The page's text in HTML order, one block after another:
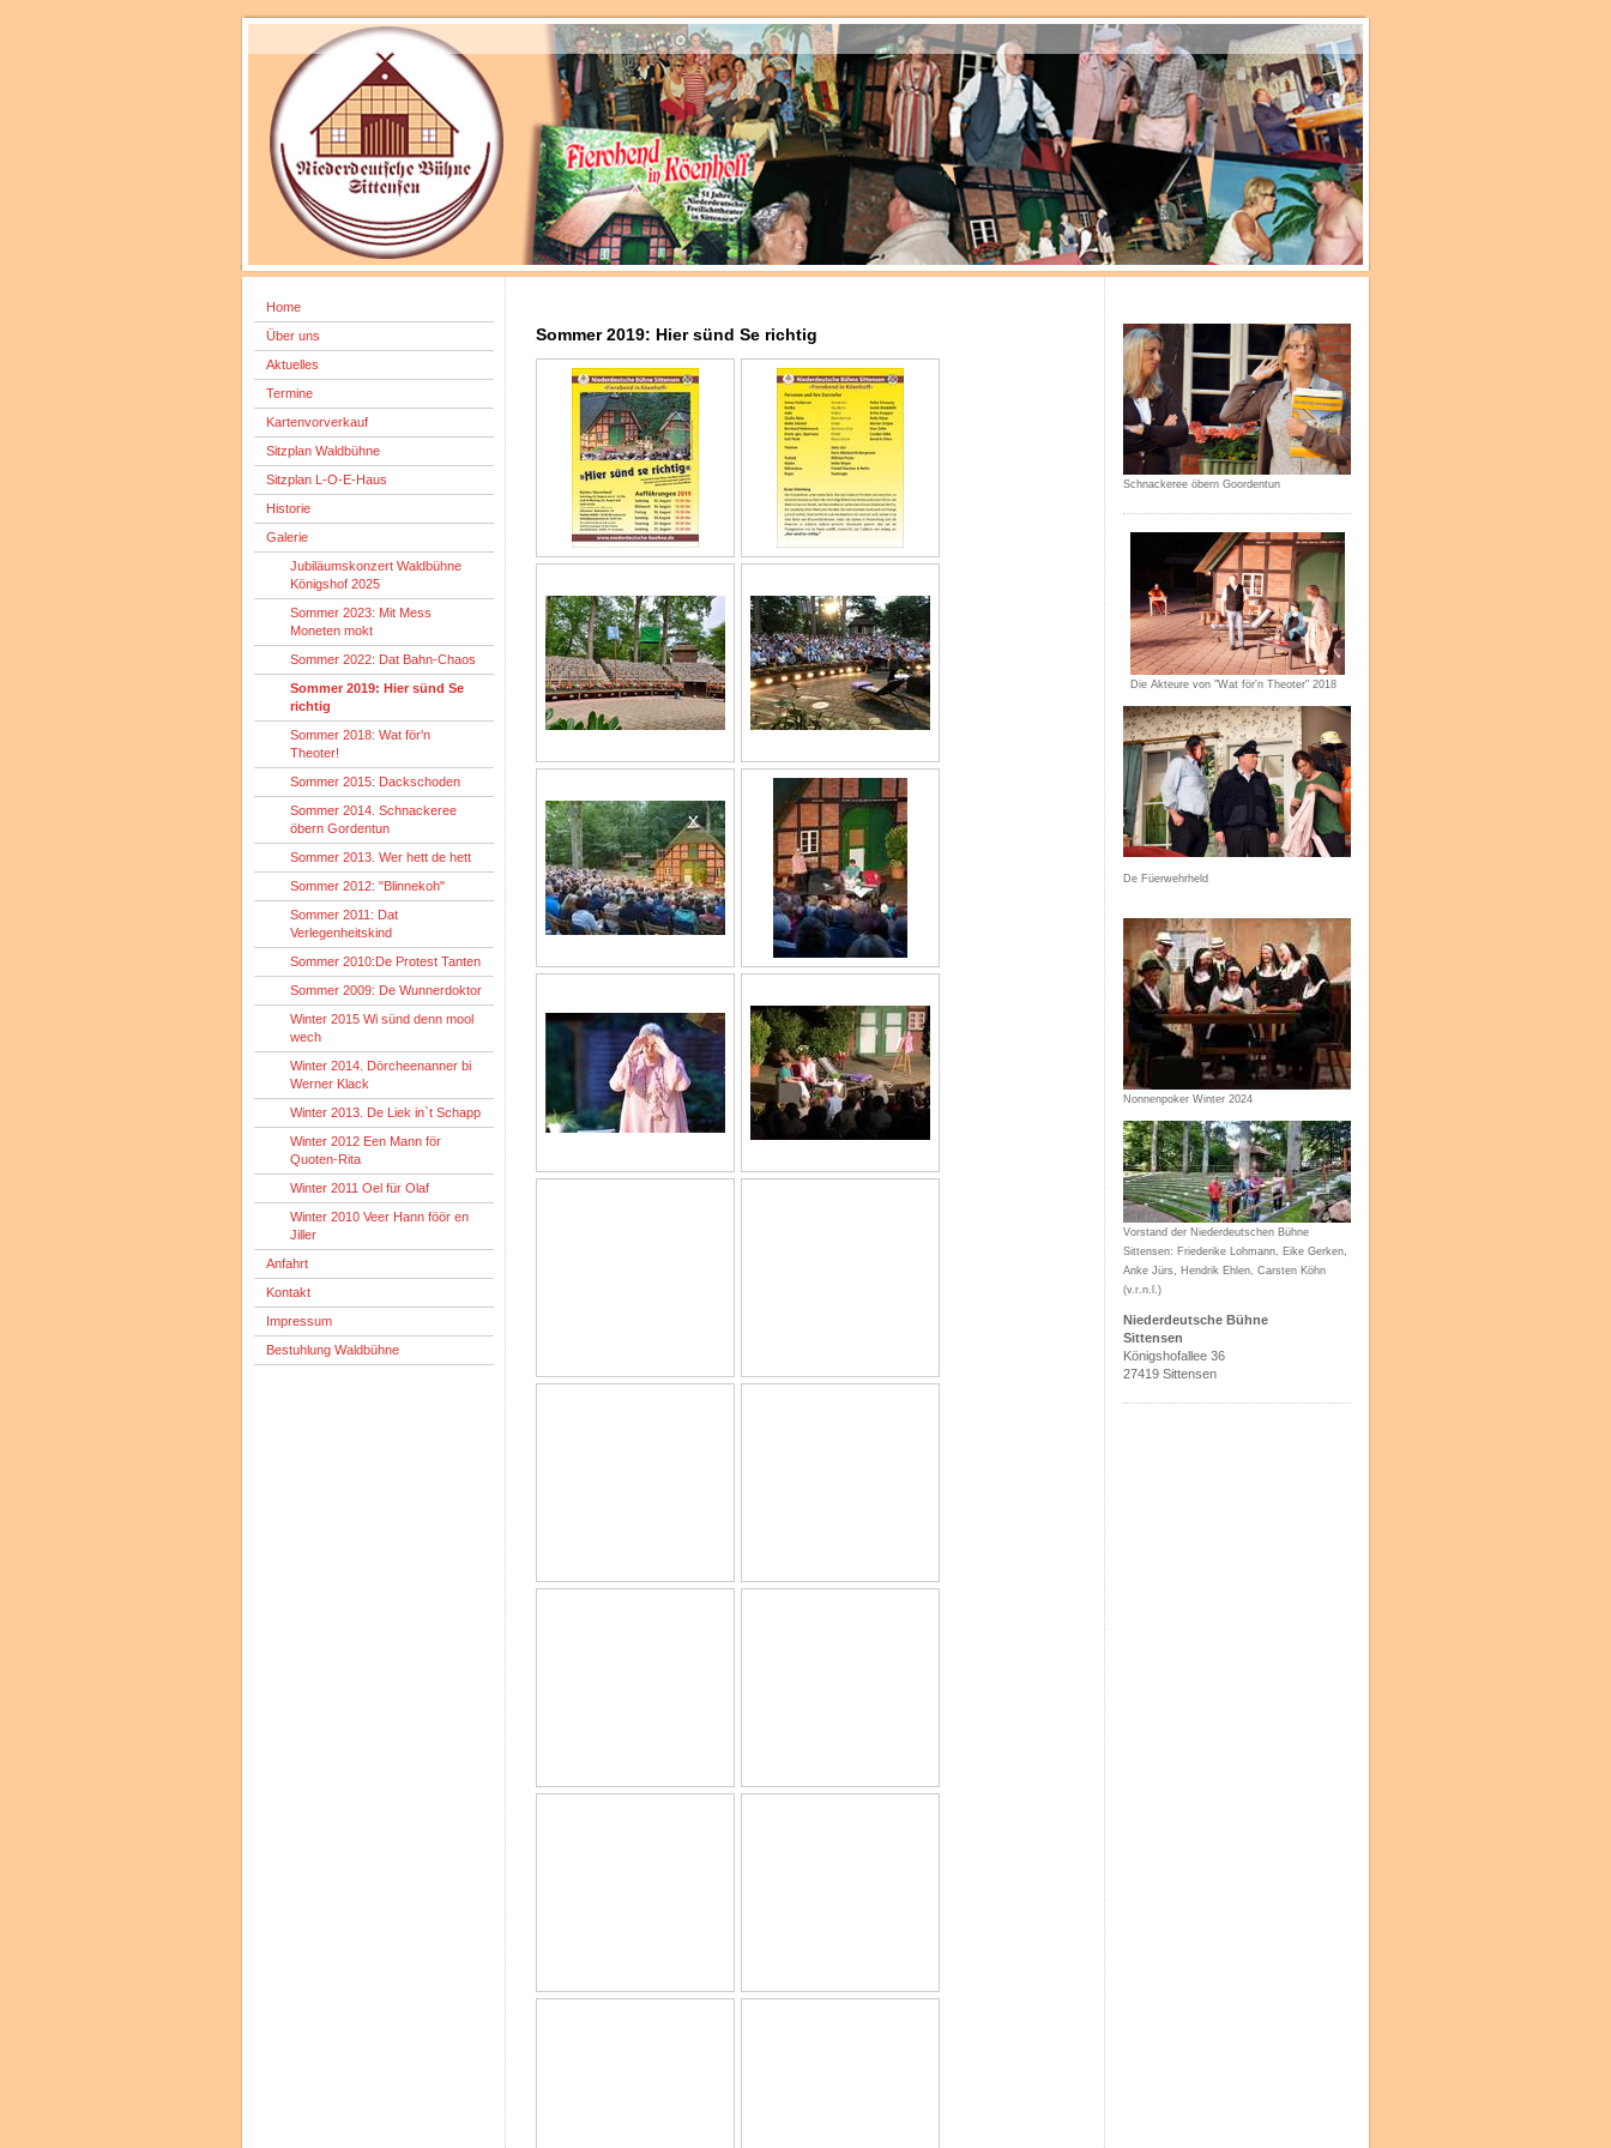
Home
Über uns
Aktuelles
Termine
Kartenvorverkauf
Sitzplan Waldbühne
Sitzplan L-O-E-Haus
Historie
Galerie
Jubiläumskonzert Waldbühne
Königshof 2025
Sommer 2023: Mit Mess
Moneten mokt
Sommer 2022: Dat Bahn-Chaos
Sommer 2019: Hier sünd Se
richtig
Sommer 2018: Wat för'n
Theoter!
Sommer 2015: Dackschoden
Sommer 2014. Schnackeree
öbern Gordentun
Sommer 2013. Wer hett de hett
Sommer 2012: "Blinnekoh"
Sommer 2011: Dat
Verlegenheitskind
Sommer 2010:De Protest Tanten
Sommer 2009: De Wunnerdoktor
Winter 2015 Wi sünd denn mool
wech
Winter 2014. Dörcheenanner bi
Werner Klack
Winter 2013. De Liek in`t Schapp
Winter 2012 Een Mann för
Quoten-Rita
Winter 2011 Oel für Olaf
Winter 2010 Veer Hann föör en
Jiller
Anfahrt
Kontakt
Impressum
Bestuhlung Waldbühne
Sommer 2019: Hier sünd Se richtig
Schnackeree öbern Goordentun
Die Akteure von "Wat för'n Theoter" 2018
De Füerwehrheld
Nonnenpoker Winter 2024
Vorstand der Niederdeutschen Bühne
Sittensen: Friederike Lohmann, Eike Gerken,
Anke Jürs, Hendrik Ehlen, Carsten Köhn
(v.r.n.l.)
Niederdeutsche Bühne
Sittensen
Königshofallee 36
27419 Sittensen